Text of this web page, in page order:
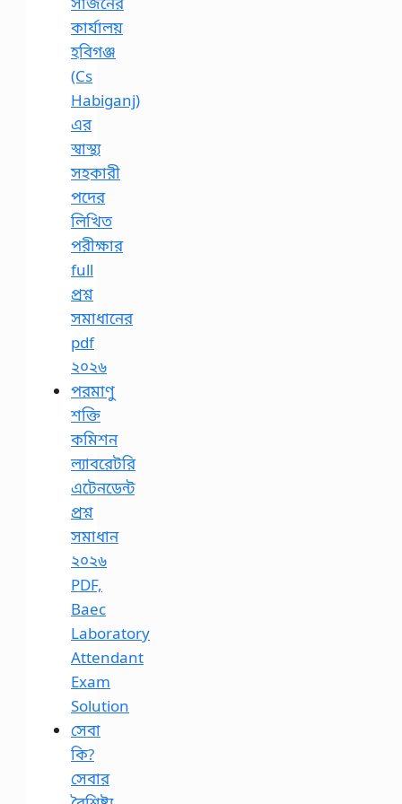
কার্যালয়
হবিগঞ্জ
(Cs
Habiganj)
এর
স্বাস্থ্য
সহকারী
পদের
লিখিত
পরীক্ষার
full
প্রশ্ন
সমাধানের
pdf
২০২৬
পরমাণু
শক্তি
কমিশন
ল্যাবরেটরি
এটেনডেন্ট
প্রশ্ন
সমাধান
২০২৬
PDF,
Baec
Laboratory
Attendant
Exam
Solution
সেবা
কি?
সেবার